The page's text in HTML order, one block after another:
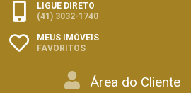
LIGUE DIRETO
(41) 3032-1740
MEUS IMÓVEIS
FAVORITOS
Área do Cliente